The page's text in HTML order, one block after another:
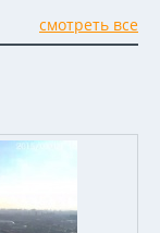
смотреть все